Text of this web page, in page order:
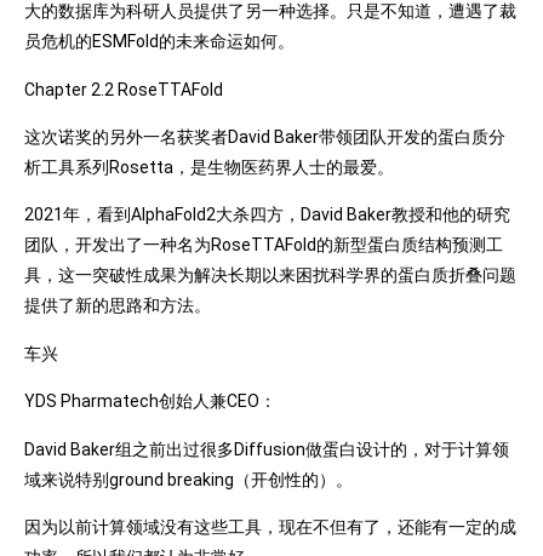
大的数据库为科研人员提供了另一种选择。只是不知道，遭遇了裁
员危机的ESMFold的未来命运如何。
Chapter 2.2 RoseTTAFold
这次诺奖的另外一名获奖者David Baker带领团队开发的蛋白质分
析工具系列Rosetta，是生物医药界人士的最爱。
2021年，看到AlphaFold2大杀四方，David Baker教授和他的研究
团队，开发出了一种名为RoseTTAFold的新型蛋白质结构预测工
具，这一突破性成果为解决长期以来困扰科学界的蛋白质折叠问题
提供了新的思路和方法。
车兴
YDS Pharmatech创始人兼CEO：
David Baker组之前出过很多Diffusion做蛋白设计的，对于计算领
域来说特别ground breaking（开创性的）。
因为以前计算领域没有这些工具，现在不但有了，还能有一定的成